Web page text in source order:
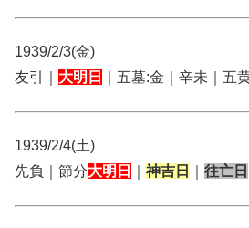
1939/2/3(金)
友引｜ 大明日 ｜五墓:金｜辛未｜五
1939/2/4(土)
先負｜節分大明日 神吉日 往亡日